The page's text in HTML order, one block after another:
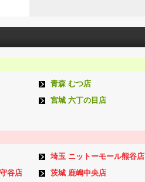
青森 むつ店
宮城 六丁の目店
埼玉 ニットーモール熊谷店
谷店
茨城 鹿嶋中央店